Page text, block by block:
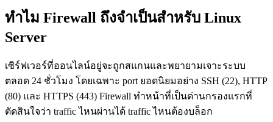
ทำไม Firewall ถึงจำเป็นสำหรับ Linux
Server
เซิร์ฟเวอร์ที่ออนไลน์อยู่จะถูกสแกนและพยายามเจาะระบบ
ตลอด 24 ชั่วโมง โดยเฉพาะ port ยอดนิยมอย่าง SSH (22), HTTP
(80) และ HTTPS (443) Firewall ทำหน้าที่เป็นด่านกรองแรกที่
ตัดสินใจว่า traffic ไหนผ่านได้ traffic ไหนต้องบล็อก